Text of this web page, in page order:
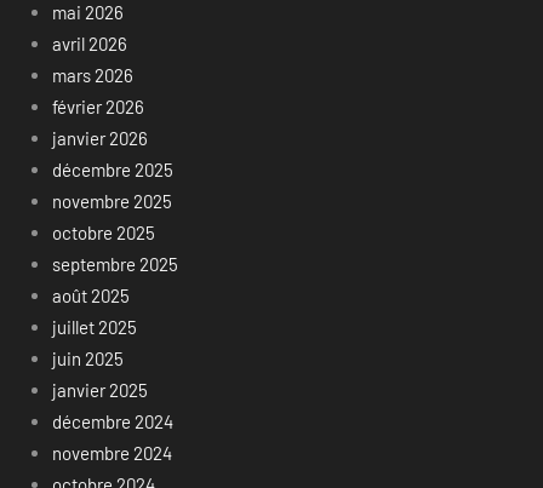
mai 2026
avril 2026
mars 2026
février 2026
janvier 2026
décembre 2025
novembre 2025
octobre 2025
septembre 2025
août 2025
juillet 2025
juin 2025
janvier 2025
décembre 2024
novembre 2024